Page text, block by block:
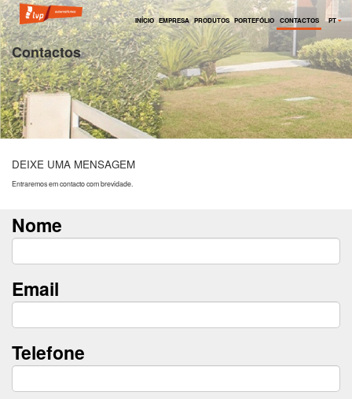
INÍCIO EMPRESA PRODUTOS PORTEFÓLIO CONTACTOS PT
Contactos
DEIXE UMA MENSAGEM
Entraremos em contacto com brevidade.
Nome
Email
Telefone